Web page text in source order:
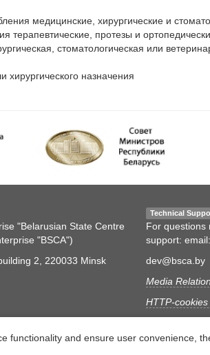
медицинские, хирургические и
терапевтические, протезы и
стоматологическая или
"Belarusian State Centre
"BSCA")
2, 220033 Minsk
Technical
For questions
support: email:
dev@bsca.by
Media
HTTP-cookies
Video
functionality and ensure user convenience,